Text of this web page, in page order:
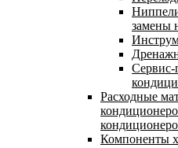
замены
Сервис-
Расходные
Компоненты